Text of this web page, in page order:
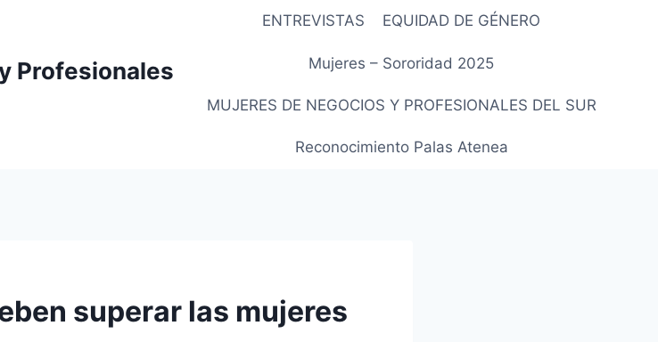
Profesionales
ENTREVISTAS EQUIDAD DE GÉNERO
Mujeres – Sororidad 2025
MUJERES DE NEGOCIOS Y PROFESIONALES DEL SUR
Reconocimiento Palas Atenea
superar las mujeres